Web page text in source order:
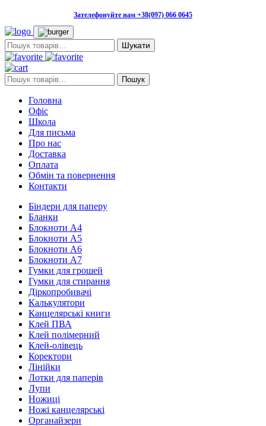
Зателефонуйте нам +38(097) 066 0645
Пошук:
Пошук: Пошук
Головна
Офіс
Школа
Для письма
Про нас
Доставка
Оплата
Обмін та повернення
Контакти
Біндери для паперу
Бланки
Блокноти А4
Блокноти А5
Блокноти А6
Блокноти А7
Гумки для грошей
Гумки для стирання
Діркопробивачі
Калькулятори
Канцелярські книги
Клей ПВА
Клей полімерний
Клей-олівець
Коректори
Лінійки
Лотки для паперів
Лупи
Ножиці
Ножі канцелярські
Органайзери